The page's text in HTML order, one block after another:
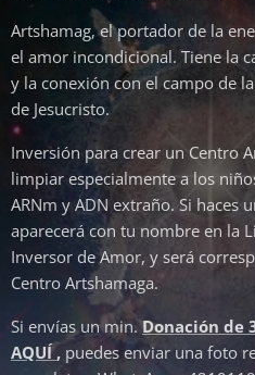
Artshamag, el portador de la
el amor incondicional. Tiene la
y la conexión con el campo de
de Jesucristo.
Inversión para crear un Centro
limpiar especialmente a los
ARNm y ADN extraño. Si haces
aparecerá con tu nombre en la
Inversor de Amor, y será
Centro Artshamaga.
Si envías un min.Donación de
AQUÍ, puedes enviar una foto